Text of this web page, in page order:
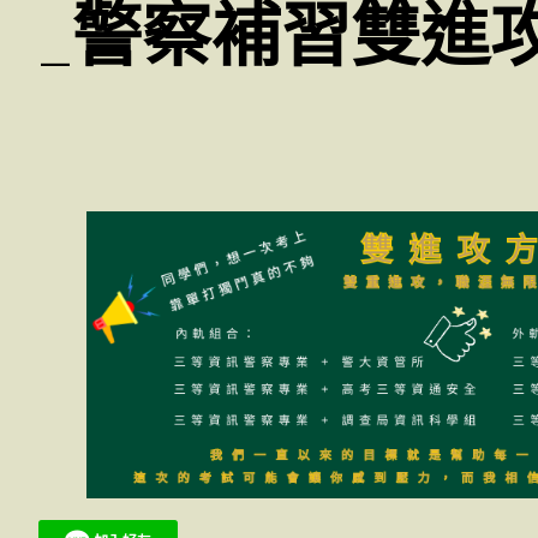
_警察補習雙進